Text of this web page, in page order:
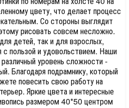
цвету, что делает процесс
Со стороны выглядит
рисовать совсем несложно.
детей, так и для взрослых,
с пользой и удовольствием. Наши
уровень сложности -
Благодаря подрамнику, который
повесить свою работу на
Яркие цвета и интересные
размером 40*50 центром